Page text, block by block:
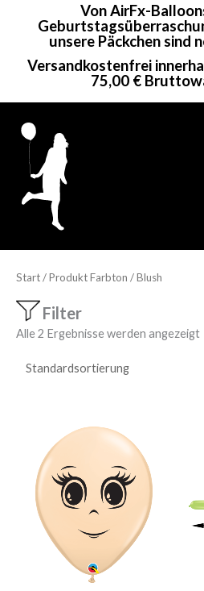
Von AirFx-
unsere Päckchen sind
Versandkostenfrei
75,00 €
Start/ Produkt Farbton / Blush
Filter
Alle 2 Ergebnisse werden angezeigt